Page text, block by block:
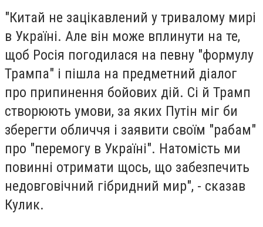
"Китай не зацікавлений у тривалому мирі
в Україні. Але він може вплинути на те,
щоб Росія погодилася на певну "формулу
Трампа" і пішла на предметний діалог
про припинення бойових дій. Сі й Трамп
створюють умови, за яких Путін міг би
зберегти обличчя і заявити своїм "рабам"
про "перемогу в Україні". Натомість ми
повинні отримати щось, що забезпечить
недовговічний гібридний мир", - сказав
Кулик.